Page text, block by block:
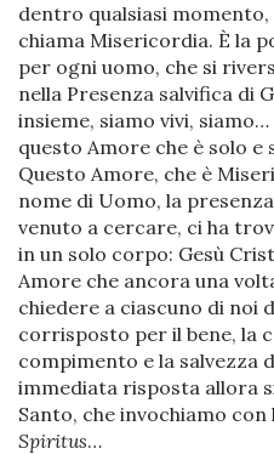
dentro qualsiasi
chiama Misericordia. È la
per ogni uomo, che si
nella Presenza salvifica di
insieme, siamo vivi,
questo Amore che è solo
Questo Amore, che è
nome di Uomo, la
venuto a cercare, ci ha
in un solo corpo: Gesù
Amore che ancora una
chiedere a ciascuno di noi
corrisposto per il bene, la
compimento e la salvezza
immediata risposta allora
Santo, che invochiamo con
Spiritus…